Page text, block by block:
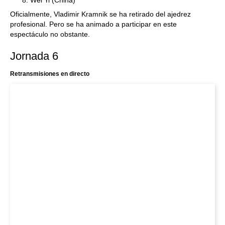
Oficialmente, Vladimir Kramnik se ha retirado del ajedrez
profesional. Pero se ha animado a participar en este
espectáculo no obstante.
Jornada 6
Retransmisiones en directo